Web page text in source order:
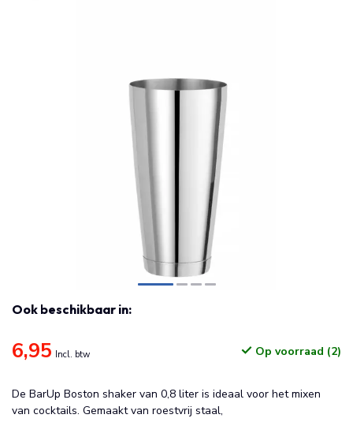
Ook beschikbaar in:
6,95 Incl. btw Op voorraad (2)
De BarUp Boston shaker van 0,8 liter is ideaal voor het mixen
van cocktails. Gemaakt van roestvrij staal,